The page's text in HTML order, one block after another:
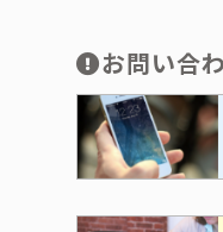
お問い合